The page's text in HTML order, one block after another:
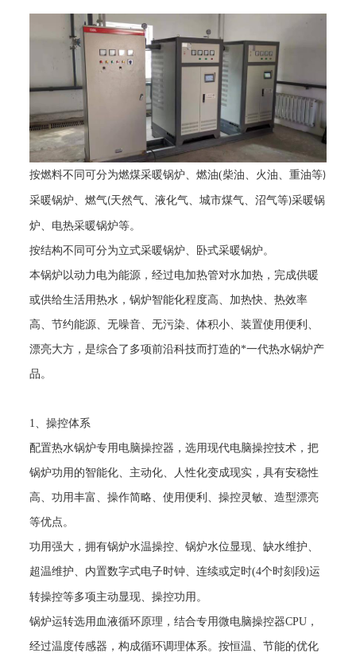
按燃料不同可分为燃煤采暖锅炉、燃油(柴油、火油、重油等)
采暖锅炉、燃气(天然气、液化气、城市煤气、沼气等)采暖锅
炉、电热采暖锅炉等。
按结构不同可分为立式采暖锅炉、卧式采暖锅炉。
本锅炉以动力电为能源，经过电加热管对水加热，完成供暖
或供给生活用热水，锅炉智能化程度高、加热快、热效率
高、节约能源、无噪音、无污染、体积小、装置使用便利、
漂亮大方，是综合了多项前沿科技而打造的*一代热水锅炉产
品。
1 、操控体系
配置热水锅炉专用电脑操控器，选用现代电脑操控技术，把
锅炉功用的智能化、主动化、人性化变成现实，具有安稳性
高、功用丰富、操作简略、使用便利、操控灵敏、造型漂亮
等优点。
功用强大，拥有锅炉水温操控、锅炉水位显现、缺水维护、
超温维护、内置数字式电子时钟、连续或定时(4个时刻段)运
转操控等多项主动显现、操控功用。
锅炉运转选用血液循环原理，结合专用微电脑操控器CPU ，
经过温度传感器，构成循环调理体系。按恒温、节能的优化